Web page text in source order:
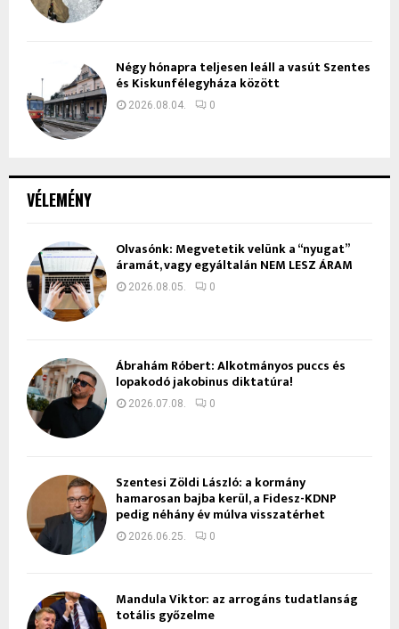
VÉLEMÉNY
Olvasónk: Megvetetik velünk a “nyugat”
áramát, vagy egyáltalán NEM LESZ ÁRAM
2026.08.05. 0
Ábrahám Róbert: Alkotmányos puccs és
lopakodó jakobinus diktatúra!
2026.07.08. 0
Szentesi Zöldi László: a kormány
hamarosan bajba kerül, a Fidesz-KDNP
pedig néhány év múlva visszatérhet
2026.06.25. 0
Mandula Viktor: az arrogáns tudatlanság
totális győzelme
Négy hónapra teljesen leáll a vasút Szentes
és Kiskunfélegyháza között
2026.08.04. 0